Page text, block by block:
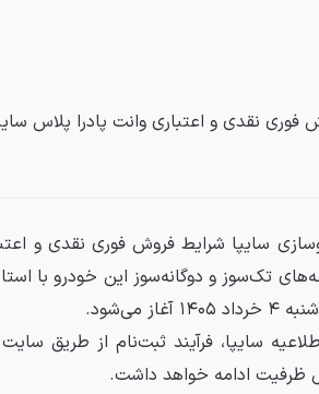
سایپا شرایط فروش فوری نقدی و
آغاز می‌شود.
سایپا، فرآیند ثبت‌نام از طریق
ظرفیت ادامه خواهد داشت.